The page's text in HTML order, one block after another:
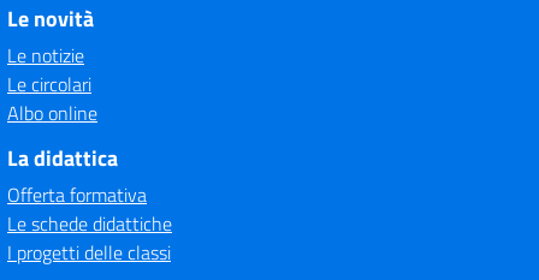
Le novità
Le notizie
Le circolari
Albo online
La didattica
Offerta formativa
Le schede didattiche
I progetti delle classi